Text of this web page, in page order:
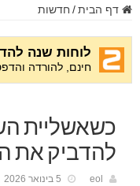
דף הבית / חדשות
כשאשליית
להדביק את
eol 5 בינואר 2026